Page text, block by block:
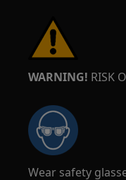
WARNING! RISK
Wear safety